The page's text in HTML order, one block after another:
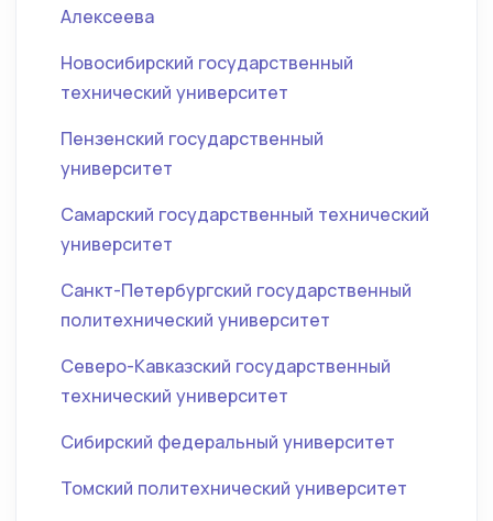
Алексеева
Новосибирский государственный
технический университет
Пензенский государственный
университет
Самарский государственный технический
университет
Санкт-Петербургский государственный
политехнический университет
Северо-Кавказский государственный
технический университет
Сибирский федеральный университет
Томский политехнический университет